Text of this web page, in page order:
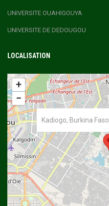
UNIVERSITE OUAHIGOUYA
UNIVERSITE DE DEDOUGOU
LOCALISATION
Kadiogo, Burkina Faso
+
−